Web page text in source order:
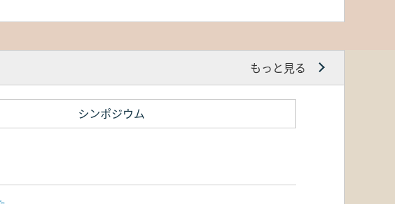
もっと見る
シンポジウム